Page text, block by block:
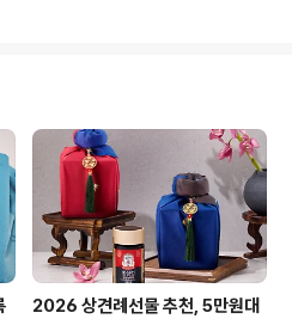
이에요. 가격은 정
라인 마켓이나
노브랜드에서 5
토&페퍼로니피자.
어프라이어 바스켓
요. ..
2026 상견례선물 추천, 5만원대